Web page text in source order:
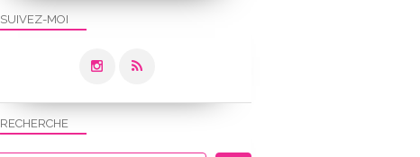
SUIVEZ-MOI
RECHERCHE